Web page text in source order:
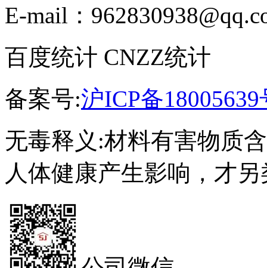
E-mail：
百度统计 CNZZ统计
备案号:沪ICP备18005639
无毒释义:材料有害物质
人体健康产生影响，才